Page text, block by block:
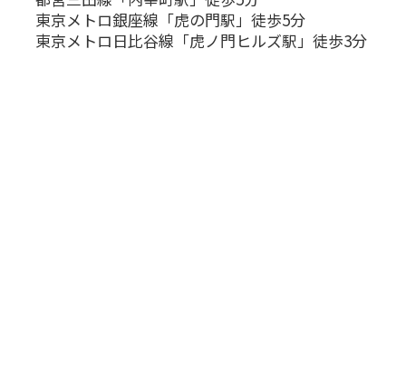
東京メトロ銀座線「虎の門駅」徒歩5分
東京メトロ日比谷線「虎ノ門ヒルズ駅」徒歩3分